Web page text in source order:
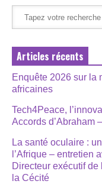
Articles récents
Enquête 2026 sur la
africaines
Tech4Peace,
Accords d’Abraham
La santé oculaire :
l’Afrique – entretien
Directeur exécutif de
la Cécité